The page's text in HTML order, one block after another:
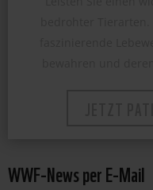
WWF-News per E-Mail